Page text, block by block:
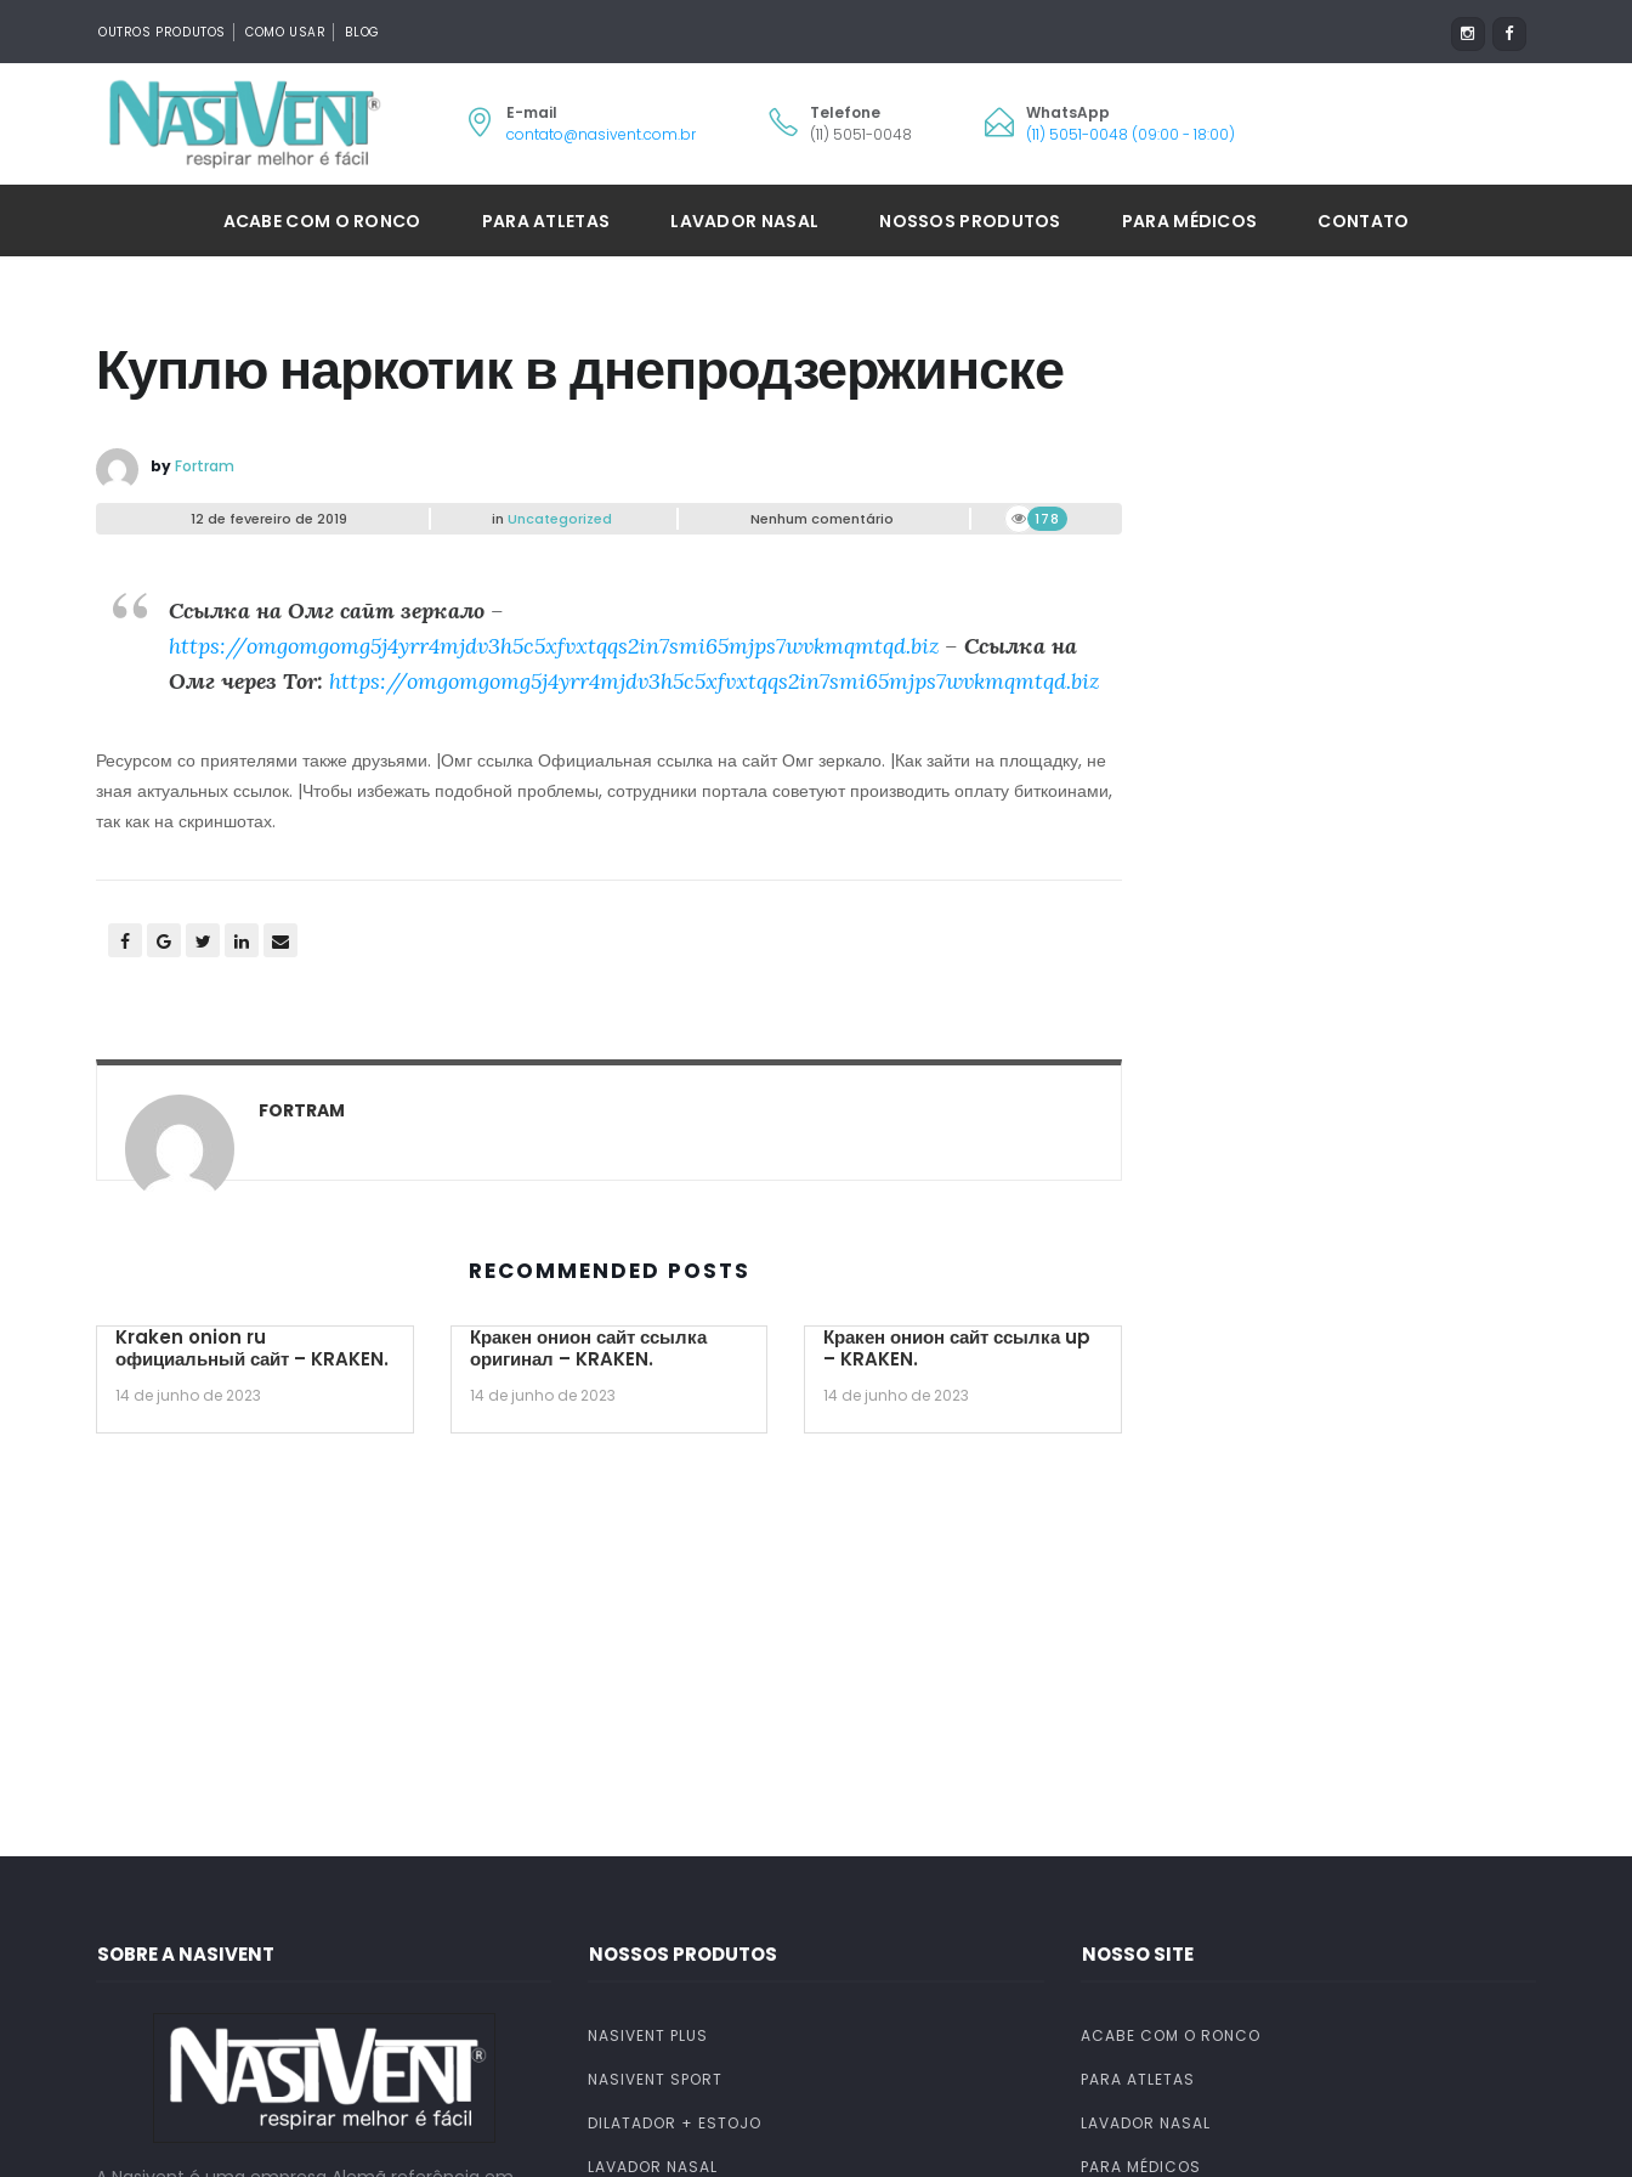
OUTROS PRODUTOS COMO USAR BLOG
E-mail
contato@nasivent.com.br
Telefone
(11) 5051-0048
WhatsApp
(11) 5051-0048 (09:00 - 18:00)
ACABE COM O RONCO PARA ATLETAS LAVADOR NASAL NOSSOS PRODUTOS PARA MÉDICOS CONTATO
Куплю наркотик в днепродзержинске
byFortram
12 de fevereiro de 2019 in Uncategorized Nenhum comentário 178
Ссылка на Омг сайт зеркало –
https://omgomgomg5j4yrr4mjdv3h5c5xfvxtqqs2in7smi65mjps7wvkmqmtqd.biz – Ссылка на
Омг через Tor: https://omgomgomg5j4yrr4mjdv3h5c5xfvxtqqs2in7smi65mjps7wvkmqmtqd.biz
Ресурсом со приятелями также друзьями. |Омг ссылка Официальная ссылка на сайт Омг зеркало. |Как зайти на площадку, не
зная актуальных ссылок. |Чтобы избежать подобной проблемы, сотрудники портала советуют производить оплату биткоинами,
так как на скриншотах.
FORTRAM
RECOMMENDED POSTS
Kraken onion ru
официальный сайт – KRAKEN.
14 de junho de 2023
Кракен онион сайт ссылка
оригинал – KRAKEN.
14 de junho de 2023
Кракен онион сайт ссылка up
– KRAKEN.
14 de junho de 2023
SOBRE A NASIVENT NOSSOS PRODUTOS
NASIVENT PLUS
NASIVENT SPORT
DILATADOR + ESTOJO
LAVADOR NASAL
NOSSO SITE
ACABE COM O RONCO
PARA ATLETAS
LAVADOR NASAL
PARA MÉDICOS